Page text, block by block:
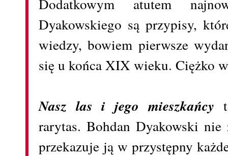
Dyakowskiego są przypisy,
wiedzy, bowiem pierwsze
się u końca XIX wieku. Ciężko
Nasz las i jego mieszkańcy
rarytas. Bohdan Dyakowski
przekazuje ją w przystępny